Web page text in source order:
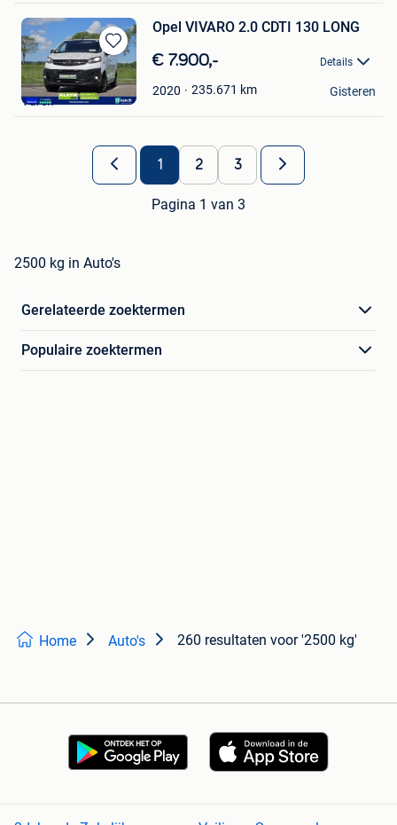
Bewaren
in
Mijn
Favorieten
Opel VIVARO 2.0 CDTI 130 LONG
€ 7.900,- Details
2020 235.671 km
Kleyn Vans B.V.
Vuren
Gisteren
1 2 3
Pagina 1 van 3
2500 kg in Auto's
Gerelateerde zoektermen
Populaire zoektermen
Home Auto's 260 resultaten voor '2500 kg'